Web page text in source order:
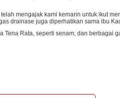
mengajak kami kemarin untuk ikut
drainase juga diperhatikan sama ibu
Rata, seperti senam, dan berbagai